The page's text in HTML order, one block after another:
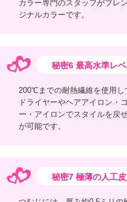
カラー専門のスタッフがブレ
ジナルカラーです。
秘密6 最高水準レ
200℃までの耐熱繊維を使用し
ドライヤーやヘアアイロン・
ー・アイロンでスタイルを戻
が可能です。
秘密7 極薄の人工